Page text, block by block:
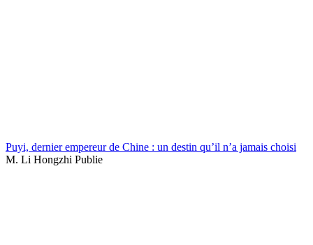
Puyi, dernier empereur de Chine : un destin qu’il n’a jamais choisi
M. Li Hongzhi Publie